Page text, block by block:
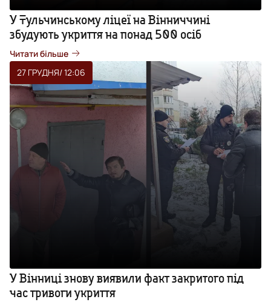
У Тульчинському ліцеї на Вінниччині
збудують укриття на понад 500 осіб
Читати більше
27 ГРУДНЯ/ 12:06
У Вінниці знову виявили факт закритого під
час тривоги укриття